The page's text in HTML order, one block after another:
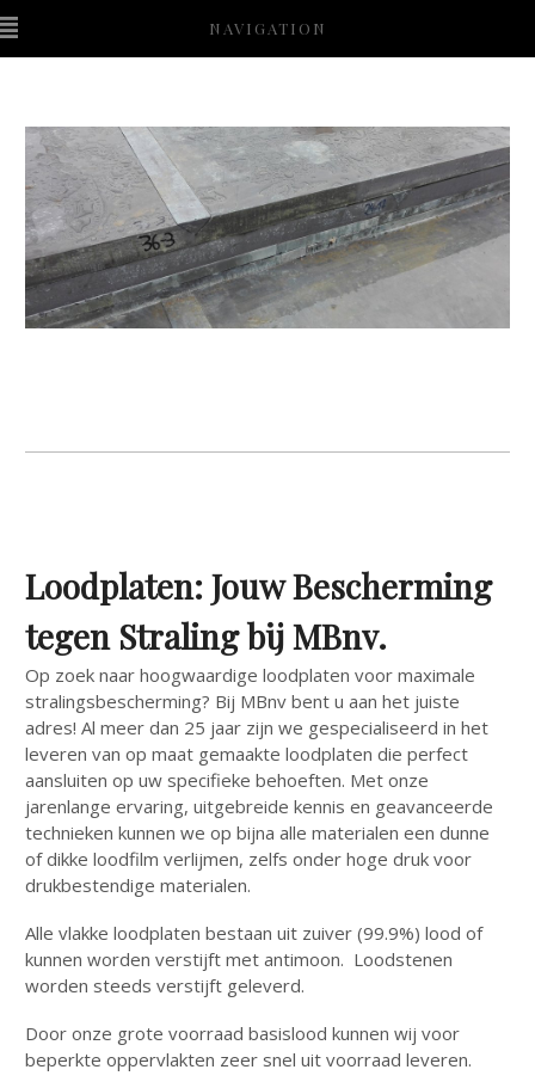
NAVIGATION
Loodplaten: Jouw Bescherming
tegen Straling bij MBnv.
Op zoek naar hoogwaardige loodplaten voor maximale
stralingsbescherming? Bij MBnv bent u aan het juiste
adres! Al meer dan 25 jaar zijn we gespecialiseerd in het
leveren van op maat gemaakte loodplaten die perfect
aansluiten op uw specifieke behoeften. Met onze
jarenlange ervaring, uitgebreide kennis en geavanceerde
technieken kunnen we op bijna alle materialen een dunne
of dikke loodfilm verlijmen, zelfs onder hoge druk voor
drukbestendige materialen.
Alle vlakke loodplaten bestaan uit zuiver (99.9%) lood of
kunnen worden verstijft met antimoon. Loodstenen
worden steeds verstijft geleverd.
Door onze grote voorraad basislood kunnen wij voor
beperkte oppervlakten zeer snel uit voorraad leveren.